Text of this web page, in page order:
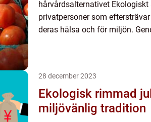
hårvårdsalternativet
privatpersoner som
deras hälsa och för miljön.
28 december 2023
Ekologisk rimmad
miljövänlig tradition